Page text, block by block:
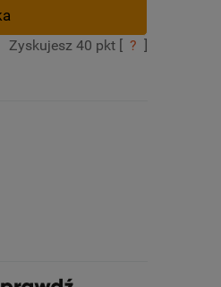
Zyskujesz 40 pkt [ ? ]